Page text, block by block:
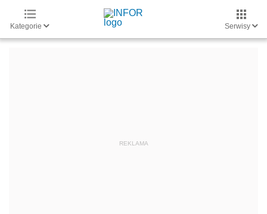
Kategorie Serwisy